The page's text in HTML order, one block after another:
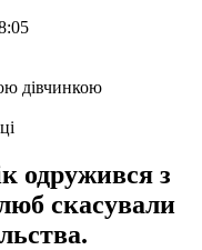
одружився з
скасували